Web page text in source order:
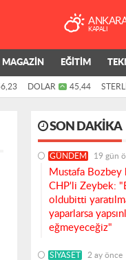
KAPALI
MAGAZİN EĞİTİM
DOLAR 45,44
SON DAKIKA
GÜNDEM 19 gün
Mustafa Bozbey
CHP'li Zeybek:
oldubitti
yaparlarsa
eğmeyeceğiz"
SİYASET 2 ay önce